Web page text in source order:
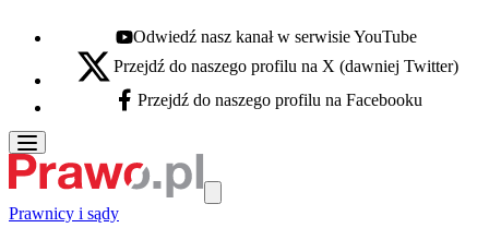
Youtube - otwiera się w nowej karcie
Odwiedź nasz kanał w serwisie YouTube
X - otwiera się w nowej karcie
Przejdź do naszego profilu na X (dawniej Twitter)
Facebook - otwiera się w nowej karcie
Przejdź do naszego profilu na Facebooku
Prawnicy i sądy